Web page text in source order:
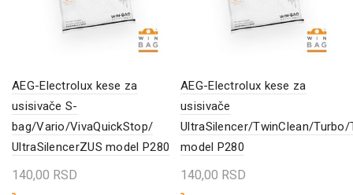
AEG-Electrolux kese za
usisivače S-
bag/Vario/VivaQuickStop/
UltraSilencerZUS model P280
140,00 RSD
AEG-Electrolux kese za
usisivače
UltraSilencer/TwinClean/Turbo/
model P280
140,00 RSD